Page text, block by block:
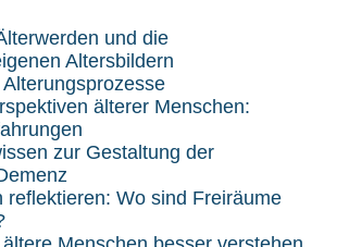
und die
Altersbildern
älterer Menschen:
zur Gestaltung der
reflektieren: Wo sind Freiräume